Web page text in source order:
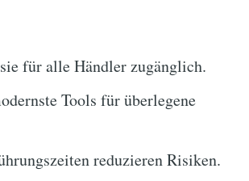
für alle Händler zugänglich.
Tools für überlegene
reduzieren Risiken.